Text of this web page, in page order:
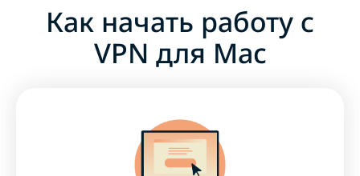
Как начать работу с
VPN для Mac